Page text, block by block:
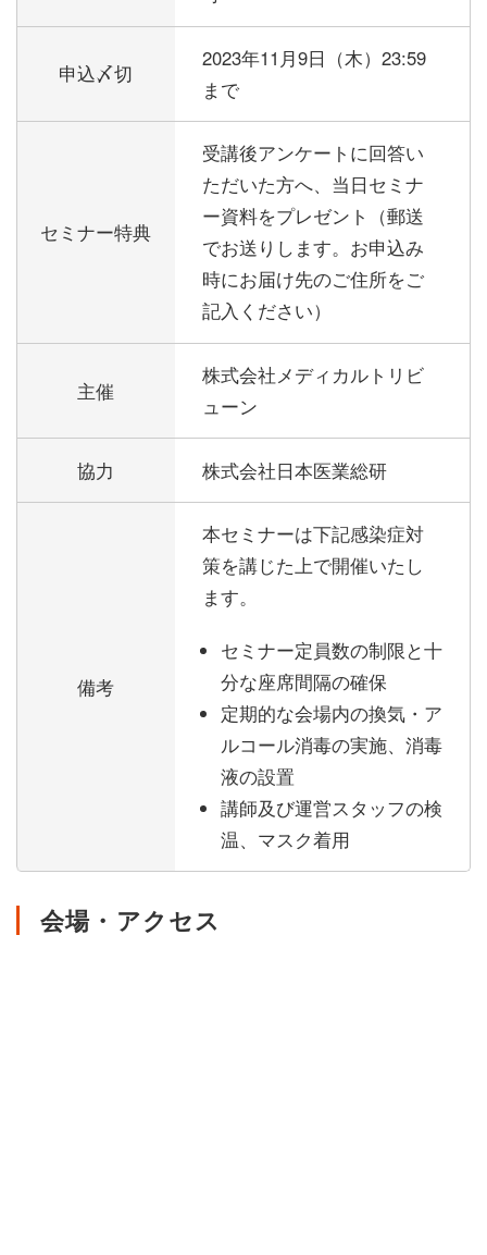
申込〆切
2023年11月9日（木）23:59
まで
セミナー特典
受講後アンケートに回答い
ただいた方へ、当日セミナ
ー資料をプレゼント（郵送
でお送りします。お申込み
時にお届け先のご住所をご
記入ください）
主催
株式会社メディカルトリビ
ューン
協力 株式会社日本医業総研
備考
本セミナーは下記感染症対
策を講じた上で開催いたし
ます。
セミナー定員数の制限と十
分な座席間隔の確保
定期的な会場内の換気・ア
ルコール消毒の実施、消毒
液の設置
講師及び運営スタッフの検
温、マスク着用
会場・アクセス